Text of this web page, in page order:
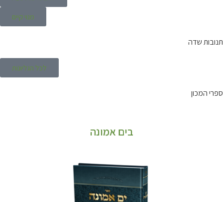
מנוי קיים
תנובות שדה
לכל הגליונות
ספרי המכון
בים אמונה